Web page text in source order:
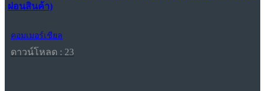
ผ่อนสินค้า)
คอมเมอร์เชียล
ดาวน์โหลด : 23